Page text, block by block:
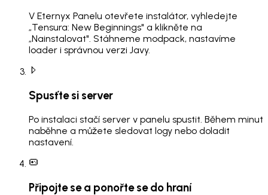
V Eternyx Panelu otevřete instalátor, vyhledejte
„Tensura: New Beginnings" a klikněte na
„Nainstalovat". Stáhneme modpack, nastavíme
loader i správnou verzi Javy.
Spusťte si server
Po instalaci stačí server v panelu spustit. Během minut
naběhne a můžete sledovat logy nebo doladit
nastavení.
Připojte se a ponořte se do hraní